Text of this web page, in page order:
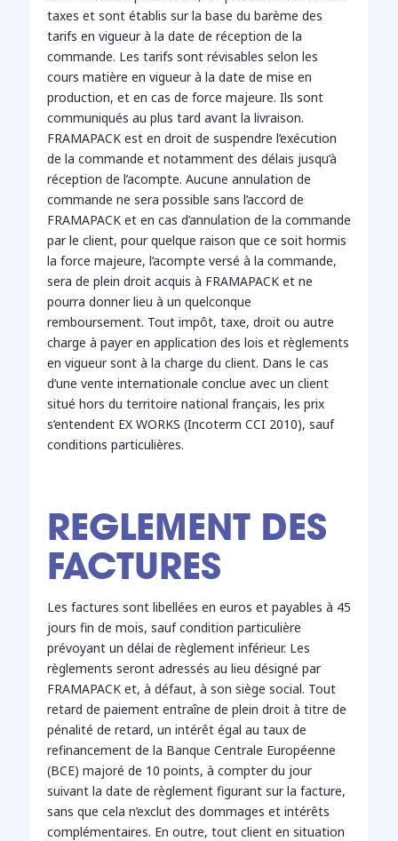
taxes et sont établis sur la base du barème des
tarifs en vigueur à la date de réception de la
commande. Les tarifs sont révisables selon les
cours matière en vigueur à la date de mise en
production, et en cas de force majeure. Ils sont
communiqués au plus tard avant la livraison.
FRAMAPACK est en droit de suspendre l’exécution
de la commande et notamment des délais jusqu’à
réception de l’acompte. Aucune annulation de
commande ne sera possible sans l’accord de
FRAMAPACK et en cas d’annulation de la commande
par le client, pour quelque raison que ce soit hormis
la force majeure, l’acompte versé à la commande,
sera de plein droit acquis à FRAMAPACK et ne
pourra donner lieu à un quelconque
remboursement. Tout impôt, taxe, droit ou autre
charge à payer en application des lois et règlements
en vigueur sont à la charge du client. Dans le cas
d’une vente internationale conclue avec un client
situé hors du territoire national français, les prix
s’entendent EX WORKS (Incoterm CCI 2010), sauf
conditions particulières.
REGLEMENT DES
FACTURES
Les factures sont libellées en euros et payables à 45
jours fin de mois, sauf condition particulière
prévoyant un délai de règlement inférieur. Les
règlements seront adressés au lieu désigné par
FRAMAPACK et, à défaut, à son siège social. Tout
retard de paiement entraîne de plein droit à titre de
pénalité de retard, un intérêt égal au taux de
refinancement de la Banque Centrale Européenne
(BCE) majoré de 10 points, à compter du jour
suivant la date de règlement figurant sur la facture,
sans que cela n’exclut des dommages et intérêts
complémentaires. En outre, tout client en situation